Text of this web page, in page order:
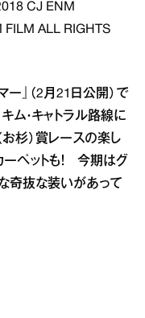
CJ ENM
FILM ALL RIGHTS
』（2月21日公開）で
ム・キャトラル路線に
杉）賞レースの楽し
ペットも！ 今期はグ
奇抜な装いがあって